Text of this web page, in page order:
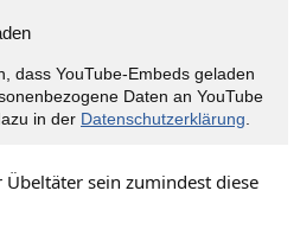
dass YouTube-Embeds geladen
Daten an YouTube
in der Datenschutzerklärung.
sein zumindest diese